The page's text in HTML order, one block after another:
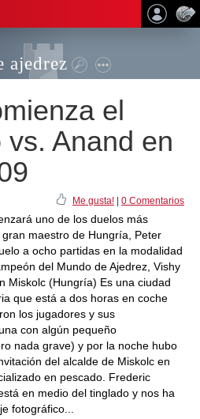
ajedrez
el
Anand en
Me gusta! 0 Comentarios
uno de los duelos más
maestro de Hungría, Peter
a ocho partidas en la modalidad
del Mundo de Ajedrez, Vishy
Miskolc (Hungría) Es una ciudad
que está a dos horas en coche
los jugadores y sus
con algún pequeño
nada grave) y por la noche hubo
del alcalde de Miskolc en
en pescado. Frederic
en medio del tinglado y nos ha
fotográfico...